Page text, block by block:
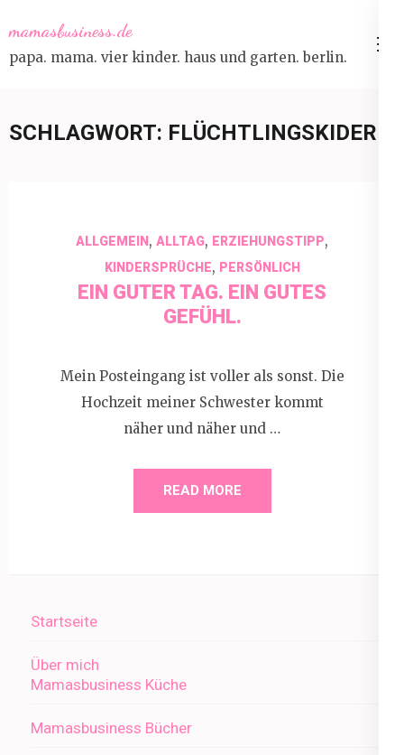
to
content
mamasbusiness.de
papa. mama. vier kinder. haus und garten. berlin.
SCHLAGWORT: FLÜCHTLINGSKIDER
ALLGEMEIN , ALLTAG, ERZIEHUNGSTIPP,
KINDERSPRÜCHE, PERSÖNLICH
EIN GUTER TAG. EIN GUTES
GEFÜHL.
Mein Posteingang ist voller als sonst. Die
Hochzeit meiner Schwester kommt
näher und näher und …
READ MORE
Startseite
Über mich
Mamasbusiness Küche
Mamasbusiness Bücher